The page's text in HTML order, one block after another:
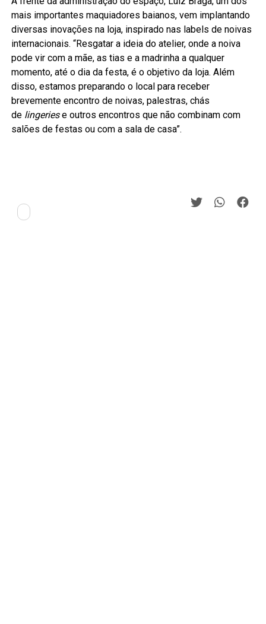
mais importantes maquiadores baianos, vem implantando
diversas inovações na loja, inspirado nas labels de noivas
internacionais. “Resgatar a ideia do atelier, onde a noiva
pode vir com a mãe, as tias e a madrinha a qualquer
momento, até o dia da festa, é o objetivo da loja. Além
disso, estamos preparando o local para receber
brevemente encontro de noivas, palestras, chás
de lingeriese outros encontros que não combinam com
salões de festas ou com a sala de casa”.